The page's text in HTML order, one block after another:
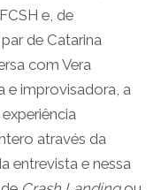
e, de
de Catarina
com Vera
e improvisadora, a
através da
entrevista e nessa